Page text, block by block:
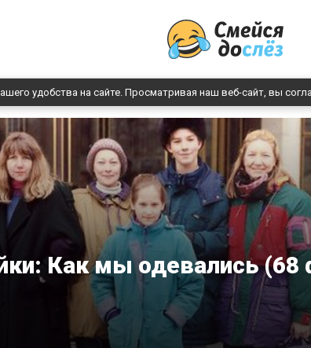
удобства на сайте. Просматривая наш веб-сайт, вы
Как мы одевались (68